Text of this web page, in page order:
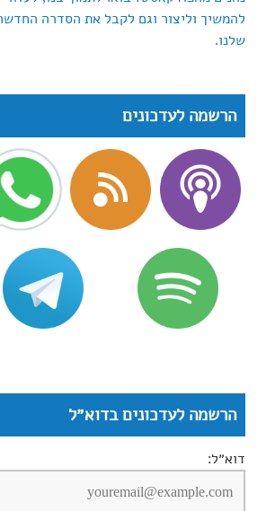
להמשיך וליצור וגם לקבל את הסדרה
שלנו.
הרשמה לעדכונים
הרשמה לעדכונים בדוא״ל
דוא״ל: